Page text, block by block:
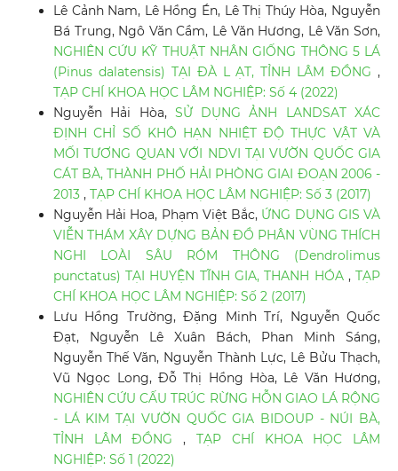
Lê Cảnh Nam, Lê Hồng Én, Lê Thị Thúy Hòa, Nguyễn
Bá Trung, Ngô Văn Cầm, Lê Văn Hương, Lê Văn Sơn,
NGHIÊN CỨU KỸ THUẬT NHÂN GIỐNG THÔNG 5 LÁ
(Pinus dalatensis) TẠI ĐÀ L ẠT, TỈNH LÂM ĐỒNG,
TẠP CHÍ KHOA HỌC LÂM NGHIỆP: Số 4 (2022)
Nguyễn Hải Hòa, SỬ DỤNG ẢNH LANDSAT XÁC
ĐỊNH CHỈ SỐ KHÔ HẠN NHIỆT ĐỘ THỰC VẬT VÀ
MỐI TƯƠNG QUAN VỚI NDVI TẠI VƯỜN QUỐC GIA
CÁT BÀ, THÀNH PHỐ HẢI PHÒNG GIAI ĐOẠN 2006 -
2013 , TẠP CHÍ KHOA HỌC LÂM NGHIỆP: Số 3 (2017)
Nguyễn Hải Hoa, Phạm Việt Bắc, ỨNG DỤNG GIS VÀ
VIỄN THÁM XÂY DỰNG BẢN ĐỒ PHÂN VÙNG THÍCH
NGHI LOÀI SÂU RÓM THÔNG (Dendrolimus
punctatus) TẠI HUYỆN TĨNH GIA, THANH HÓA ,TẠP
CHÍ KHOA HỌC LÂM NGHIỆP: Số 2 (2017)
Lưu Hồng Trường, Đặng Minh Trí, Nguyễn Quốc
Đạt, Nguyễn Lê Xuân Bách, Phan Minh Sáng,
Nguyễn Thế Văn, Nguyễn Thành Lực, Lê Bửu Thạch,
Vũ Ngọc Long, Đỗ Thị Hồng Hòa, Lê Văn Hương,
NGHIÊN CỨU CẤU TRÚC RỪNG HỖN GIAO LÁ RỘNG
- LÁ KIM TẠI VƯỜN QUỐC GIA BIDOUP - NÚI BÀ,
TỈNH LÂM ĐỒNG,TẠP CHÍ KHOA HỌC LÂM
NGHIỆP: Số 1 (2022)